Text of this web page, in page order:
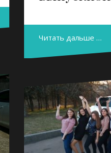
Читать дальше …